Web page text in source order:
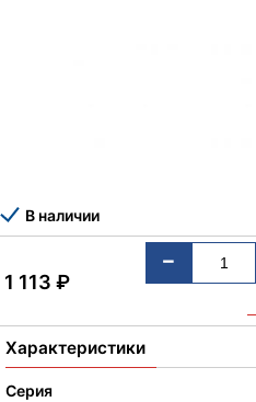
В наличии
1 113₽
-
Характеристики
Серия